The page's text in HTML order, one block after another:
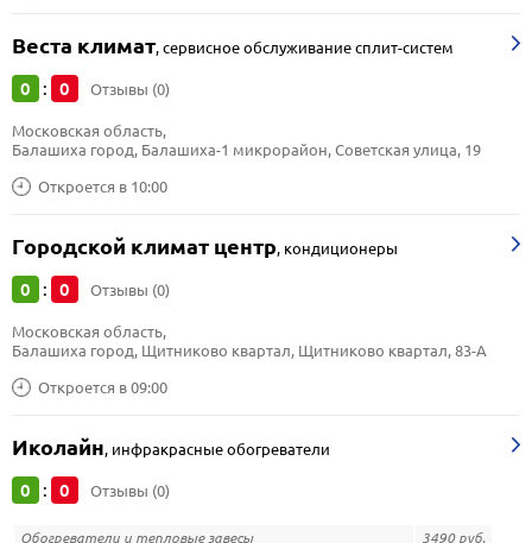
Веста климат,сервисное обслуживание сплит-систем
0 : 0 Отзывы (0)
Откроется в 10:00
Московская область,
Балашиха город, Балашиха-1 микрорайон, Советская улица, 19
Городской климат центр, кондиционеры
0 : 0 Отзывы (0)
Откроется в 09:00
Московская область,
Балашиха город, Щитниково квартал, Щитниково квартал, 83-А
Иколайн, инфракрасные обогреватели
0 : 0 Отзывы (0)
Обогреватели и тепловые завесы 3490 руб.